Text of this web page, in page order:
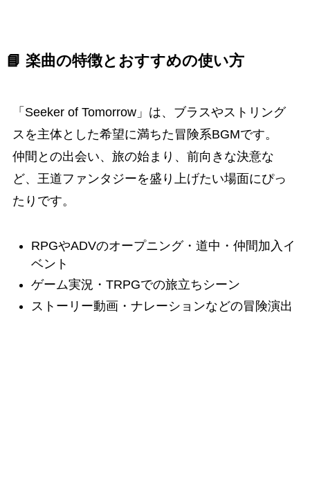
📘 楽曲の特徴とおすすめの使い方
「Seeker of Tomorrow」は、ブラスやストリング
スを主体とした希望に満ちた冒険系BGMです。
仲間との出会い、旅の始まり、前向きな決意な
ど、王道ファンタジーを盛り上げたい場面にぴっ
たりです。
RPGやADVのオープニング・道中・仲間加入イ
ベント
ゲーム実況・TRPGでの旅立ちシーン
ストーリー動画・ナレーションなどの冒険演出